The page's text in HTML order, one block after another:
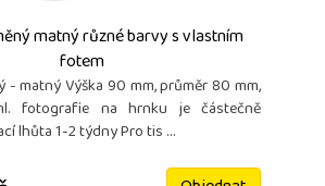
matný různé barvy s vlastním
fotem
- matný Výška 90 mm, průměr 80 mm,
fotografie na hrnku je částečně
lhůta 1-2 týdny Pro tis ...